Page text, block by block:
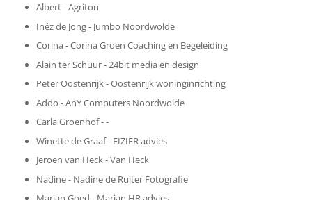
Albert - Agriton
Inêz de Jong - Jumbo Noordwolde
Corina - Corina Groen Coaching en Begeleiding
Alain ter Schuur - 24bit media en design
Peter Oostenrijk - Oostenrijk woninginrichting
Addo - AnY Computers Noordwolde
Carla Groenhof - -
Winette de Graaf - FIZIER advies
Jeroen van Heck - Van Heck
Nadine - Nadine de Ruiter Fotografie